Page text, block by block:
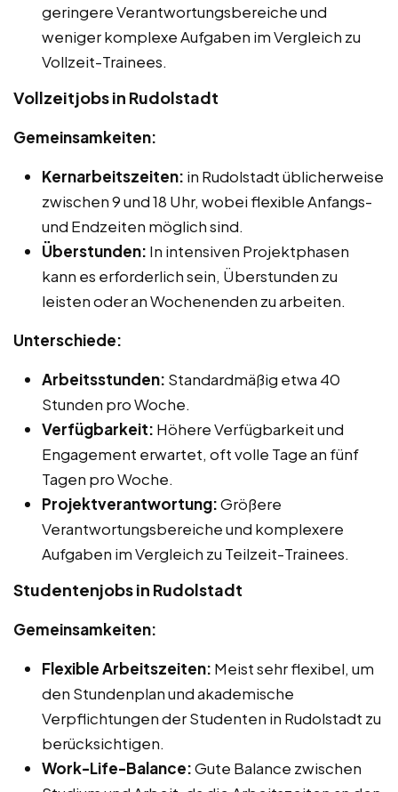
geringere Verantwortungsbereiche und
weniger komplexe Aufgaben im Vergleich zu
Vollzeit-Trainees.
Vollzeitjobs in Rudolstadt
Gemeinsamkeiten:
Kernarbeitszeiten: in Rudolstadt üblicherweise
zwischen 9 und 18 Uhr, wobei flexible Anfangs-
und Endzeiten möglich sind.
Überstunden: In intensiven Projektphasen
kann es erforderlich sein, Überstunden zu
leisten oder an Wochenenden zu arbeiten.
Unterschiede:
Arbeitsstunden: Standardmäßig etwa 40
Stunden pro Woche.
Verfügbarkeit: Höhere Verfügbarkeit und
Engagement erwartet, oft volle Tage an fünf
Tagen pro Woche.
Projektverantwortung:Größere
Verantwortungsbereiche und komplexere
Aufgaben im Vergleich zu Teilzeit-Trainees.
Studentenjobs in Rudolstadt
Gemeinsamkeiten:
Flexible Arbeitszeiten: Meist sehr flexibel, um
den Stundenplan und akademische
Verpflichtungen der Studenten in Rudolstadt zu
berücksichtigen.
Work-Life-Balance:Gute Balance zwischen